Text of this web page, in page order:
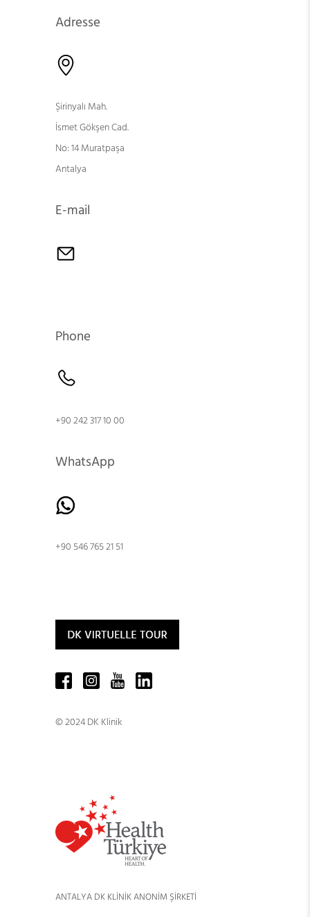
Adresse
Şirinyalı Mah.
İsmet Gökşen Cad.
No: 14 Muratpaşa
Antalya
E-mail
Phone
+90 242 317 10 00
WhatsApp
+90 546 765 21 51
© 2024 DK Klinik
ANTALYA DK KLİNİK ANONİM ŞİRKETİ